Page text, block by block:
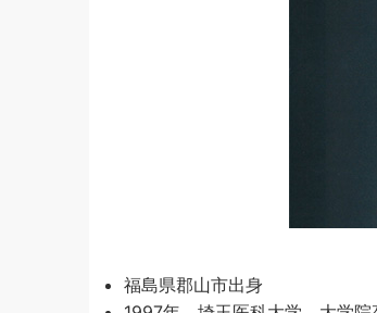
福島県郡山市出身